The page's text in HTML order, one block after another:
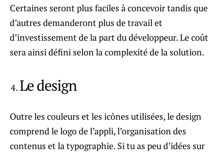
Certaines seront plus faciles à concevoir tandis que
d’autres demanderont plus de travail et
d’investissement de la part du développeur. Le coût
sera ainsi défini selon la complexité de la solution.
Le design
Outre les couleurs et les icônes utilisées, le design
comprend le logo de l’appli, l’organisation des
contenus et la typographie. Si tu as peu d’idées sur